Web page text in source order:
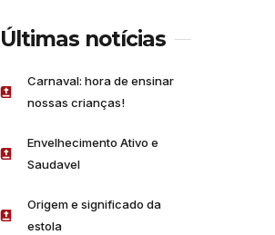
Últimas notícias
Carnaval: hora de ensinar
nossas crianças!
Envelhecimento Ativo e
Saudavel
Origem e significado da
estola